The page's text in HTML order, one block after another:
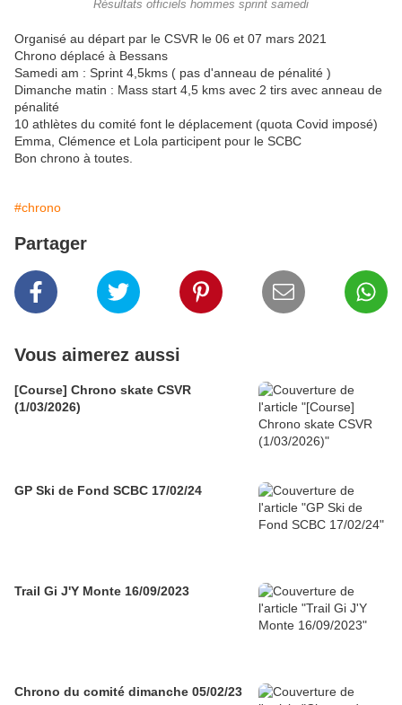
Résultats officiels hommes sprint samedi
Organisé au départ par le CSVR le 06 et 07 mars 2021
Chrono déplacé à Bessans
Samedi am : Sprint 4,5kms ( pas d'anneau de pénalité )
Dimanche matin : Mass start 4,5 kms avec 2 tirs avec anneau de
pénalité
10 athlètes du comité font le déplacement (quota Covid imposé)
Emma, Clémence et Lola participent pour le SCBC
Bon chrono à toutes.
#chrono
Partager
Vous aimerez aussi
[Course] Chrono skate CSVR
(1/03/2026)
GP Ski de Fond SCBC 17/02/24
Trail Gi J'Y Monte 16/09/2023
Chrono du comité dimanche 05/02/23